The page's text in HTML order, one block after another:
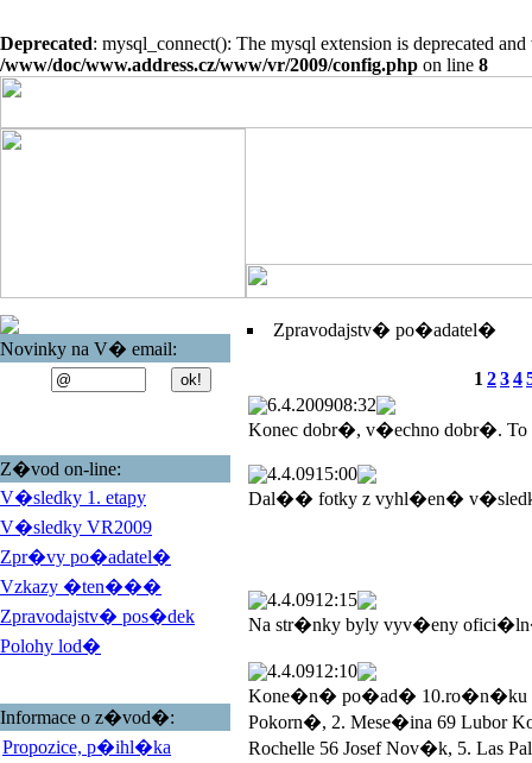
Deprecated: mysql_connect(): The mysql extension is deprecated
/www/doc/www.address.cz/www/vr/2009/config.php on line 8
Novinky na V� email:
Z�vod on-line:
V�sledky 1. etapy
V�sledky VR2009
Zpr�vy po�adatel�
Vzkazy �ten���
Zpravodajstv� pos�dek
Polohy lod�
Informace o z�vod�:
Propozice, p�ihl�ka
Zpravodajstv� po�adatel�
1 234
6.4.200908:32
Konec dobr�, v�echno dobr�.
4.4.0915:00
Dal�� fotky z vyhl�en�
4.4.0912:15
Na str�nky byly vyv�eny
4.4.0912:10
Kone�n� po�ad� 10.ro�n�ku
Pokorn�, 2. Mese�ina 69 Lubor
Rochelle 56 Josef Nov�k, 5. Las